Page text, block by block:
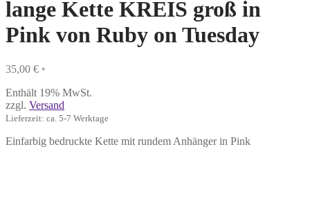
lange Kette KREIS groß in
Pink von Ruby on Tuesday
35,00 € *
Enthält 19% MwSt.
zzgl. Versand
Lieferzeit: ca. 5-7 Werktage
Einfarbig bedruckte Kette mit rundem Anhänger in Pink